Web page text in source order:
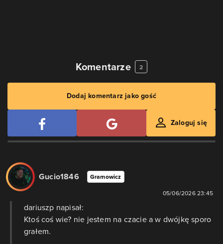
Komentarze 2
Dodaj komentarz jako gość
Zaloguj się
Gucio1846 Gramowicz
05/06/2026 23:45
dariuszp napisał:
Ktoś coś wie? nie jestem na czacie a w dwójkę sporo
grałem.